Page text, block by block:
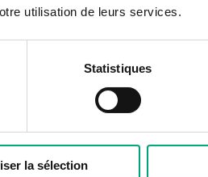
utilisation de leurs services.
Statistiques
la sélection